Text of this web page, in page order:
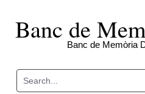
contentBanc de
Banc de Memòria